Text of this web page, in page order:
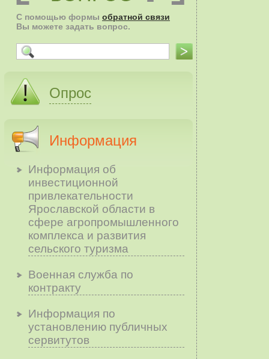
С помощью формы обратной связи
Вы можете задать вопрос.
Опрос
Информация
Информация об
инвестиционной
привлекательности
Ярославской области в
сфере агропромышленного
комплекса и развития
сельского туризма
Военная служба по
контракту
Информация по
установлению публичных
сервитутов